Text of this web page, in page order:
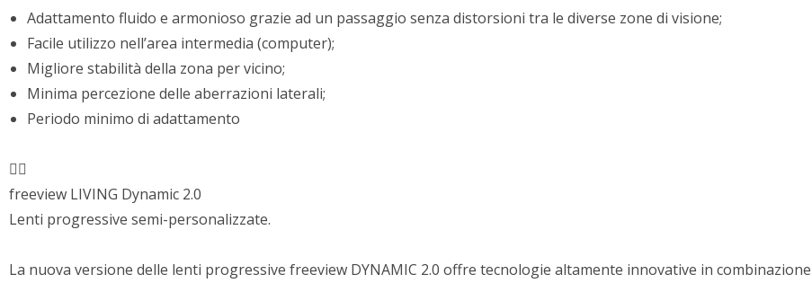
Adattamento fluido e armonioso grazie ad un passaggio senza distorsioni tra le diverse zone di visione;
Facile utilizzo nell’area intermedia (computer);
Migliore stabilità della zona per vicino;
Minima percezione delle aberrazioni laterali;
Periodo minimo di adattamento
freeview LIVING Dynamic 2.0
Lenti progressive semi-personalizzate.
La nuova versione delle lenti progressive freeview DYNAMIC 2.0 offre tecnologie altamente innovative in